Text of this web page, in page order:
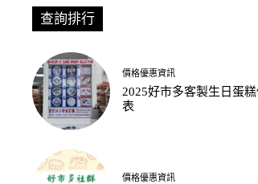
查詢排行
價格優惠資訊
2025好市多客製生日蛋
表
價格優惠資訊